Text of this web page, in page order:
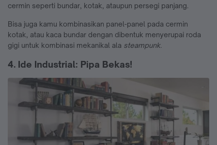
cermin seperti bundar, kotak, ataupun persegi panjang.
Bisa juga kamu kombinasikan panel-panel pada cermin
kotak, atau kaca bundar dengan dibentuk menyerupai roda
gigi untuk kombinasi mekanikal ala steampunk.
4. Ide Industrial: Pipa Bekas!